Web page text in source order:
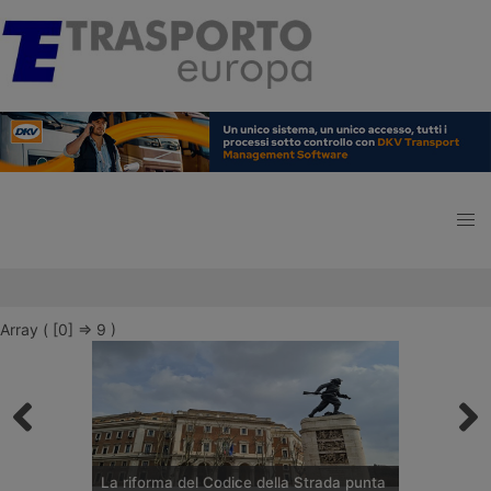
Array ( [0] => 9 )
La riforma del Codice della Strada punta